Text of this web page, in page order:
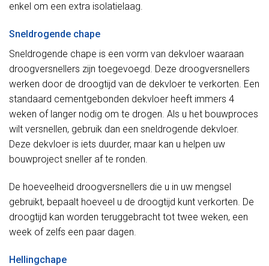
enkel om een extra isolatielaag.
Sneldrogende chape
Sneldrogende chape is een vorm van dekvloer waaraan
droogversnellers zijn toegevoegd. Deze droogversnellers
werken door de droogtijd van de dekvloer te verkorten. Een
standaard cementgebonden dekvloer heeft immers 4
weken of langer nodig om te drogen. Als u het bouwproces
wilt versnellen, gebruik dan een sneldrogende dekvloer.
Deze dekvloer is iets duurder, maar kan u helpen uw
bouwproject sneller af te ronden.
De hoeveelheid droogversnellers die u in uw mengsel
gebruikt, bepaalt hoeveel u de droogtijd kunt verkorten. De
droogtijd kan worden teruggebracht tot twee weken, een
week of zelfs een paar dagen.
Hellingchape